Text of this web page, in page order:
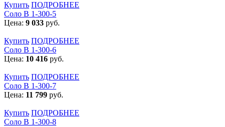
Купить ПОДРОБНЕЕ
Соло В 1-300-5
Цена: 9 033 руб.
Купить ПОДРОБНЕЕ
Соло В 1-300-6
Цена: 10 416 руб.
Купить ПОДРОБНЕЕ
Соло В 1-300-7
Цена: 11 799 руб.
Купить ПОДРОБНЕЕ
Соло В 1-300-8